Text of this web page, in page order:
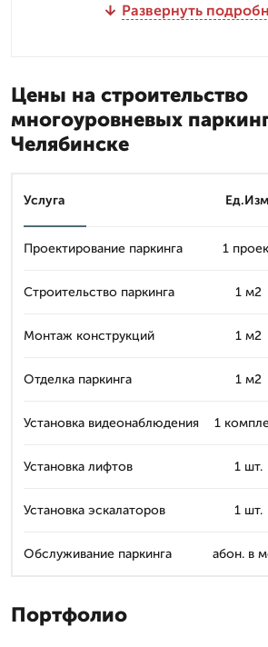
Развернуть
Цены на строительство
многоуровневых
Челябинске
Услуга
Проектирование паркинга 1
Строительство паркинга 1 м2
Монтаж конструкций 1 м2
Отделка паркинга 1 м2
Установка видеонаблюдения 1
Установка лифтов 1 шт.
Установка эскалаторов 1 шт.
Обслуживание паркинга абон. в
Портфолио